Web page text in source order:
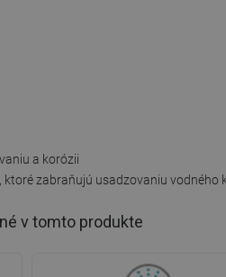
a korózii
ktoré zabraňujú usadzovaniu vodného
v tomto produkte